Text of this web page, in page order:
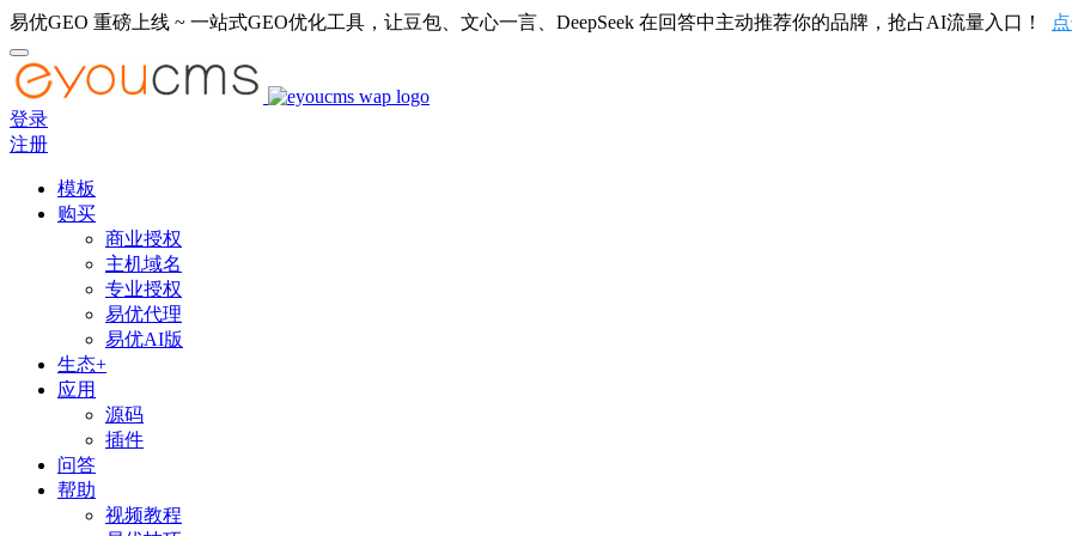
易优GEO 重磅上线 ~ 一站式GEO优化工具，让豆包、文心一言、DeepSeek 在回答中主动推荐你的品牌，抢占AI流量入口！
登录
注册
模板
购买
商业授权
主机域名
专业授权
易优代理
易优AI版
生态+
应用
源码
插件
问答
帮助
视频教程